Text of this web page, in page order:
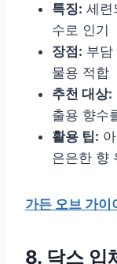
특징: 세련
수로 인기
장점: 부담
물용 적합
추천 대상:
출용 향수
활용 팁:
은은한 향
가든 오브 가
8. 닥스 입